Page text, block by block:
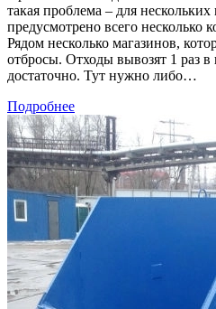
такая проблема – для
предусмотрено всего несколько
Рядом несколько магазинов,
отбросы. Отходы вывозят 1 раз в
достаточно. Тут нужно либо…
Подробнее